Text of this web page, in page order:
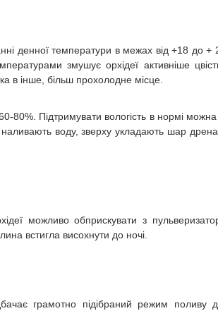
денної температури в межах від +18 до +
змушує орхідеї активніше
в інше, більш прохолодне місце.
80%. Підтримувати вологість в нормі можна
воду, зверху укладають шар
можливо обприскувати з
встигла висохнути до ночі.
грамотно підібраний режим поливу